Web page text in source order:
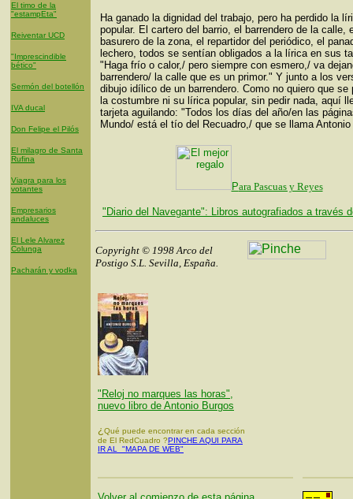
El timo de la
"estampEta"
Reiventar UCD
"Imprescindible
bético"
Sermón del botellón
IVA ducal
Don Felipe el Pilós
El milagro de Santa
Rufina
Viagra para los
votantes
Empresarios
andaluces
El Lele Alvarez
Colunga
Pacharán y vodka
Ha ganado la dignidad del trabajo, pero ha perdido la
popular. El cartero del barrio, el barrendero de la calle,
basurero de la zona, el repartidor del periódico, el
lechero, todos se sentían obligados a la lírica en sus
"Haga frío o calor,/ pero siempre con esmero,/ va
barrendero/ la calle que es un primor." Y junto a los
dibujo idílico de un barrendero. Como no quiero que se
la costumbre ni su lírica popular, sin pedir nada, aquí
tarjeta aguilando: "Todos los días del año/en las
Mundo/ está el tío del Recuadro,/ que se llama
Para Pascuas y Reyes
"Diario del Navegante": Libros autografiados a través
Copyright © 1998 Arco del
Postigo S.L. Sevilla, España.
"Reloj no marques las horas",
nuevo libro de Antonio Burgos
¿ Qué puede encontrar en cada sección
de El RedCuadro ?PINCHE AQUI PARA
IR AL "MAPA DE WEB"